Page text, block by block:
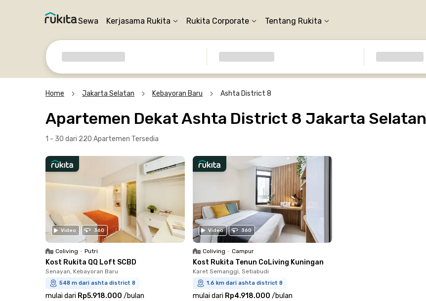
Sewa Kerjasama Rukita Rukita Corporate Tentang Rukita
Home Jakarta Selatan Kebayoran Baru Ashta District 8
Apartemen Dekat Ashta District 8 Jakarta Selatan
1 - 30 dari 220 Apartemen Tersedia
Video 360
Coliving • Putri
Kost Rukita QQ Loft SCBD
Senayan, Kebayoran Baru
548 m dari ashta district 8
mulai dari Rp5.918.000 /bulan
Video 360
Coliving • Campur
Kost Rukita Tenun CoLiving Kuningan
Karet Semanggi, Setiabudi
1.6 km dari ashta district 8
mulai dari Rp4.918.000 /bulan